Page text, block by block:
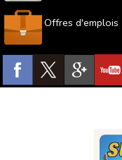
Offres d'emplois